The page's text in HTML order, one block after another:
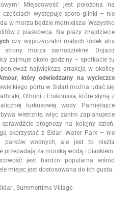
Miejscowość jest położona na
częściach występuje sporo glinki – nie
w morzu będzie mętniejsza! Wszystko
z piaskowca. Na plaży znajdziecie
czy wypożyczalni małych łódek aby
morza samodzielnie. Dojazd
zajmuje około godziny – spotkacie tu
największą atrakcją w okolicy
,
który odwiedzamy na wycieczce
portu w Sidari można udać się
Othoni i Erukoussa, które słyną z
turkusowej wody. Pamiętajcie
wietrznie, więc zanim zaplanujecie
prognozy na kolejny dzień.
skorzystać z Sidari Water Park – nie
parków wodnych, ale jest to niezła
przepadają za morską wodą i piaskiem.
jest bardzo popularna wśród
miejsc jest dostosowana do ich gustu.
Summertime Village.